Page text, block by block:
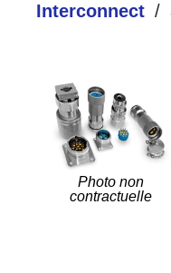
Interconnect
Photo non
contractuelle